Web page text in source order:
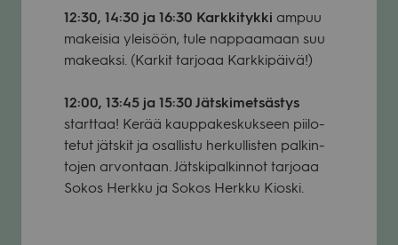
12:30, 14:30 ja 16:30 Kark­ki­tykki ampuu
makei­sia ylei­söön, tule nap­paa­maan suu
makeaksi. (Kar­kit tar­joaa Kark­ki­päivä!)
12:00, 13:45 ja 15:30 Jäts­ki­met­säs­tys
start­taa! Kerää kaup­pa­kes­kuk­seen pii­lo­
te­tut jäts­kit ja osal­listu her­kul­lis­ten pal­kin­
to­jen arvon­taan. Jäts­ki­pal­kin­not tar­joaa
Sokos Herkku ja Sokos Herkku Kioski.